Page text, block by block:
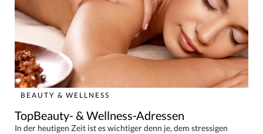
BEAUTY & WELLNESS
TopBeauty- & Wellness-Adressen
In der heutigen Zeit ist es wichtiger denn je, dem stressigen